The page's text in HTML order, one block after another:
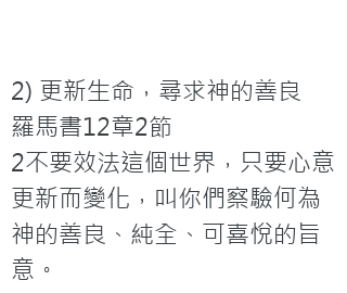
2) 更新生命，尋求神的善良
羅馬書12章2節
2不要效法這個世界，只要心意
更新而變化，叫你們察驗何為
神的善良、純全、可喜悅的旨
意。